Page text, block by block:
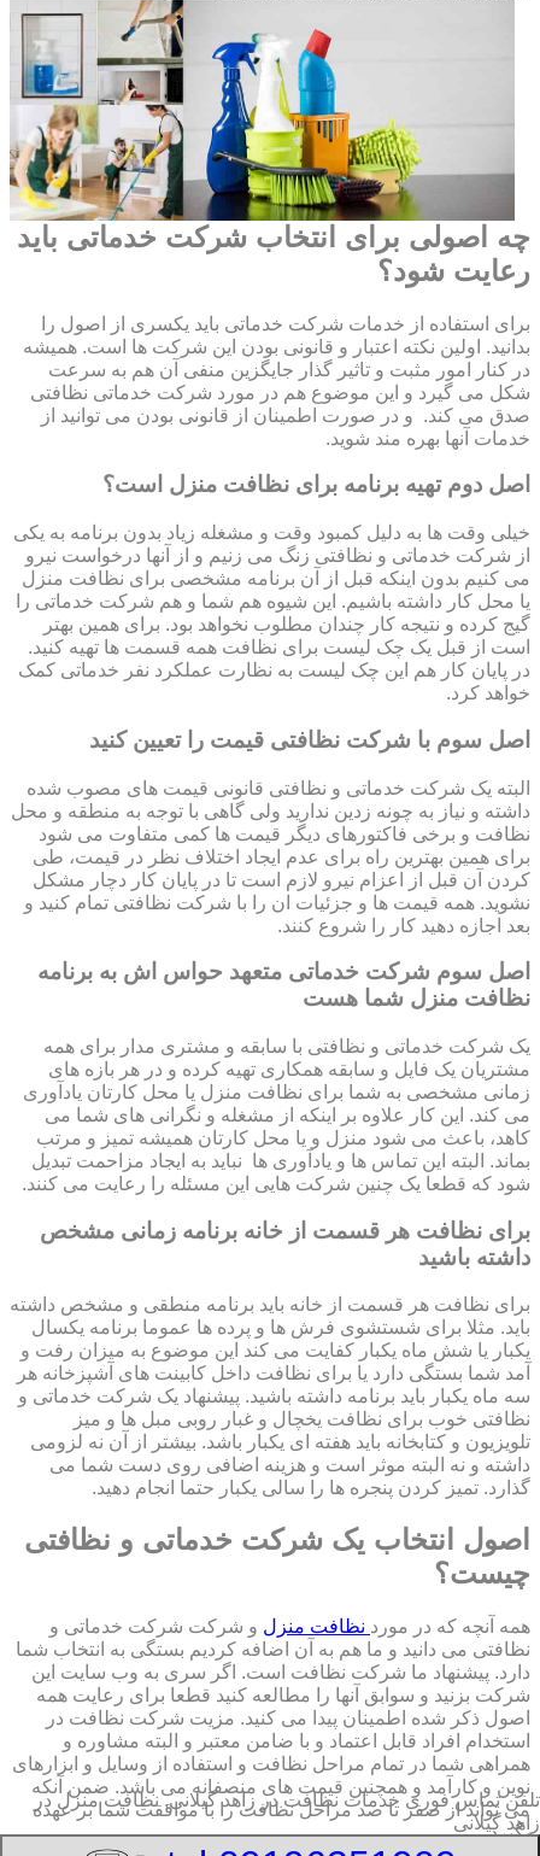
چه اصولی برای انتخاب شرکت خدماتی باید
رعایت شود؟
برای استفاده از خدمات شرکت خدماتی باید یکسری از اصول را
بدانید. اولین نکته اعتبار و قانونی بودن این شرکت ها است. همیشه
در کنار امور مثبت و تاثیر گذار جایگزین منفی آن هم به سرعت
شکل می گیرد و این موضوع هم در مورد شرکت خدماتی نظافتی
صدق می کند. و در صورت اطمینان از قانونی بودن می توانید از
خدمات آنها بهره مند شوید.
اصل دوم تهیه برنامه برای نظافت منزل است؟
خیلی وقت ها به دلیل کمبود وقت و مشغله زیاد بدون برنامه به یکی
از شرکت خدماتی و نظافتی زنگ می زنیم و از آنها درخواست نیرو
می کنیم بدون اینکه قبل از آن برنامه مشخصی برای نظافت منزل
یا محل کار داشته باشیم. این شیوه هم شما و هم شرکت خدماتی را
گیج کرده و نتیجه کار چندان مطلوب نخواهد بود. برای همین بهتر
است از قبل یک چک لیست برای نظافت همه قسمت ها تهیه کنید.
در پایان کار هم این چک لیست به نظارت عملکرد نفر خدماتی کمک
خواهد کرد.
اصل سوم با شرکت نظافتی قیمت را تعیین کنید
البته یک شرکت خدماتی و نظافتی قانونی قیمت های مصوب شده
داشته و نیاز به چونه زدین ندارید ولی گاهی با توجه به منطقه و محل
نظافت و برخی فاکتورهای دیگر قیمت ها کمی متفاوت می شود
برای همین بهترین راه برای عدم ایجاد اختلاف نظر در قیمت، طی
کردن آن قبل از اعزام نیرو لازم است تا در پایان کار دچار مشکل
نشوید. همه قیمت ها و جزئیات ان را با شرکت نظافتی تمام کنید و
بعد اجازه دهید کار را شروع کنند.
اصل سوم شرکت خدماتی متعهد حواس اش به برنامه
نظافت منزل شما هست
یک شرکت خدماتی و نظافتی با سابقه و مشتری مدار برای همه
مشتریان یک فایل و سابقه همکاری تهیه کرده و در هر بازه های
زمانی مشخصی به شما برای نظافت منزل یا محل کارتان یادآوری
می کند. این کار علاوه بر اینکه از مشغله و نگرانی های شما می
کاهد، باعث می شود منزل و یا محل کارتان همیشه تمیز و مرتب
بماند. البته این تماس ها و یادآوری ها نباید به ایجاد مزاحمت تبدیل
شود که قطعا یک چنین شرکت هایی این مسئله را رعایت می کنند.
برای نظافت هر قسمت از خانه برنامه زمانی مشخص
داشته باشید
برای نظافت هر قسمت از خانه باید برنامه منطقی و مشخص داشته
باید. مثلا برای شستشوی فرش ها و پرده ها عموما برنامه یکسال
یکبار یا شش ماه یکبار کفایت می کند این موضوع به میزان رفت و
آمد شما بستگی دارد یا برای نظافت داخل کابینت های آشپزخانه هر
سه ماه یکبار باید برنامه داشته باشید. پیشنهاد یک شرکت خدماتی و
نظافتی خوب برای نظافت یخچال و غبار روبی مبل ها و میز
تلویزیون و کتابخانه باید هفته ای یکبار باشد. بیشتر از آن نه لزومی
داشته و نه البته موثر است و هزینه اضافی روی دست شما می
گذارد. تمیز کردن پنجره ها را سالی یکبار حتما انجام دهید.
اصول انتخاب یک شرکت خدماتی و نظافتی
چیست؟
همه آنچه که در مورد نظافت منزل و شرکت شرکت خدماتی و
نظافتی می دانید و ما هم به آن اضافه کردیم بستگی به انتخاب شما
دارد. پیشنهاد ما شرکت نظافت است. اگر سری به وب سایت این
شرکت بزنید و سوابق آنها را مطالعه کنید قطعا برای رعایت همه
اصول ذکر شده اطمینان پیدا می کنید. مزیت شرکت نظافت در
استخدام افراد قابل اعتماد و با ضامن معتبر و البته مشاوره و
همراهی شما در تمام مراحل نظافت و استفاده از وسایل و ابزارهای
نوین و کارآمد و همچنین قیمت های منصفانه می باشد. ضمن آنکه
می تواند از صفر تا صد مراحل نظافت را با موافقت شما بر عهده
بگیرد.
تلفن تماس فوریخدمات نظافت در زاهد گیلانی, نظافت منزل در
زاهد گیلانی